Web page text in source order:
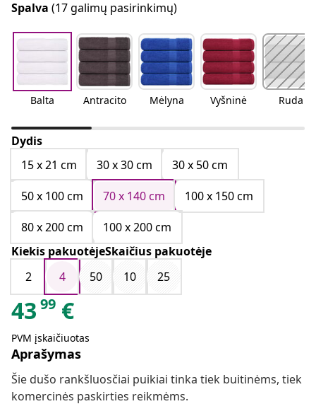
Spalva (17 galimų pasirinkimų)
Balta Antracito Mėlyna Vyšninė Ruda
Dydis
15 x 21 cm
30 x 30 cm
30 x 50 cm
50 x 100 cm
70 x 140 cm
100 x 150 cm
80 x 200 cm
100 x 200 cm
Kiekis pakuotėjeSkaičius pakuotėje
2
4 50 10 25
43 99 €
PVM įskaičiuotas
Aprašymas
Šie dušo rankšluosčiai puikiai tinka tiek buitinėms, tiek
komercinės paskirties reikmėms.